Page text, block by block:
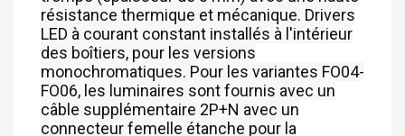
résistance thermique et mécanique. Drivers
LED à courant constant installés à l'intérieur
des boîtiers, pour les versions
monochromatiques. Pour les variantes FO04-
FO06, les luminaires sont fournis avec un
câble supplémentaire 2P+N avec un
connecteur femelle étanche pour la